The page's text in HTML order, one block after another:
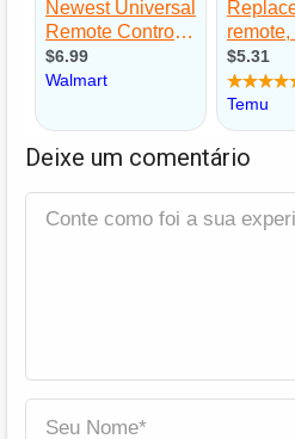
Deixe um comentário